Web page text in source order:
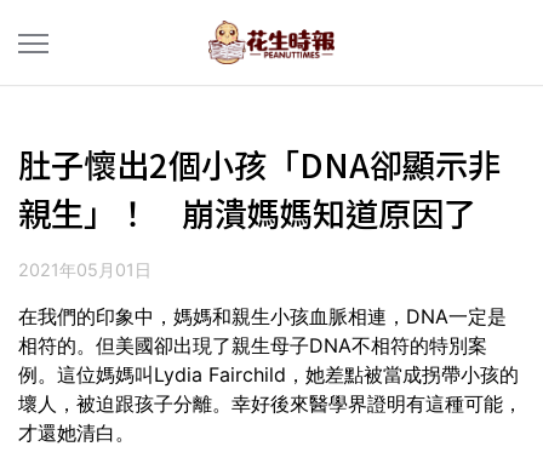
肚子懷出2個小孩「DNA卻顯示非
親生」！ 崩潰媽媽知道原因了
2021年05月01日
在我們的印象中，媽媽和親生小孩血脈相連，DNA一定是
相符的。但美國卻出現了親生母子DNA不相符的特別案
例。這位媽媽叫Lydia Fairchild，她差點被當成拐帶小孩的
壞人，被迫跟孩子分離。幸好後來醫學界證明有這種可能，
才還她清白。